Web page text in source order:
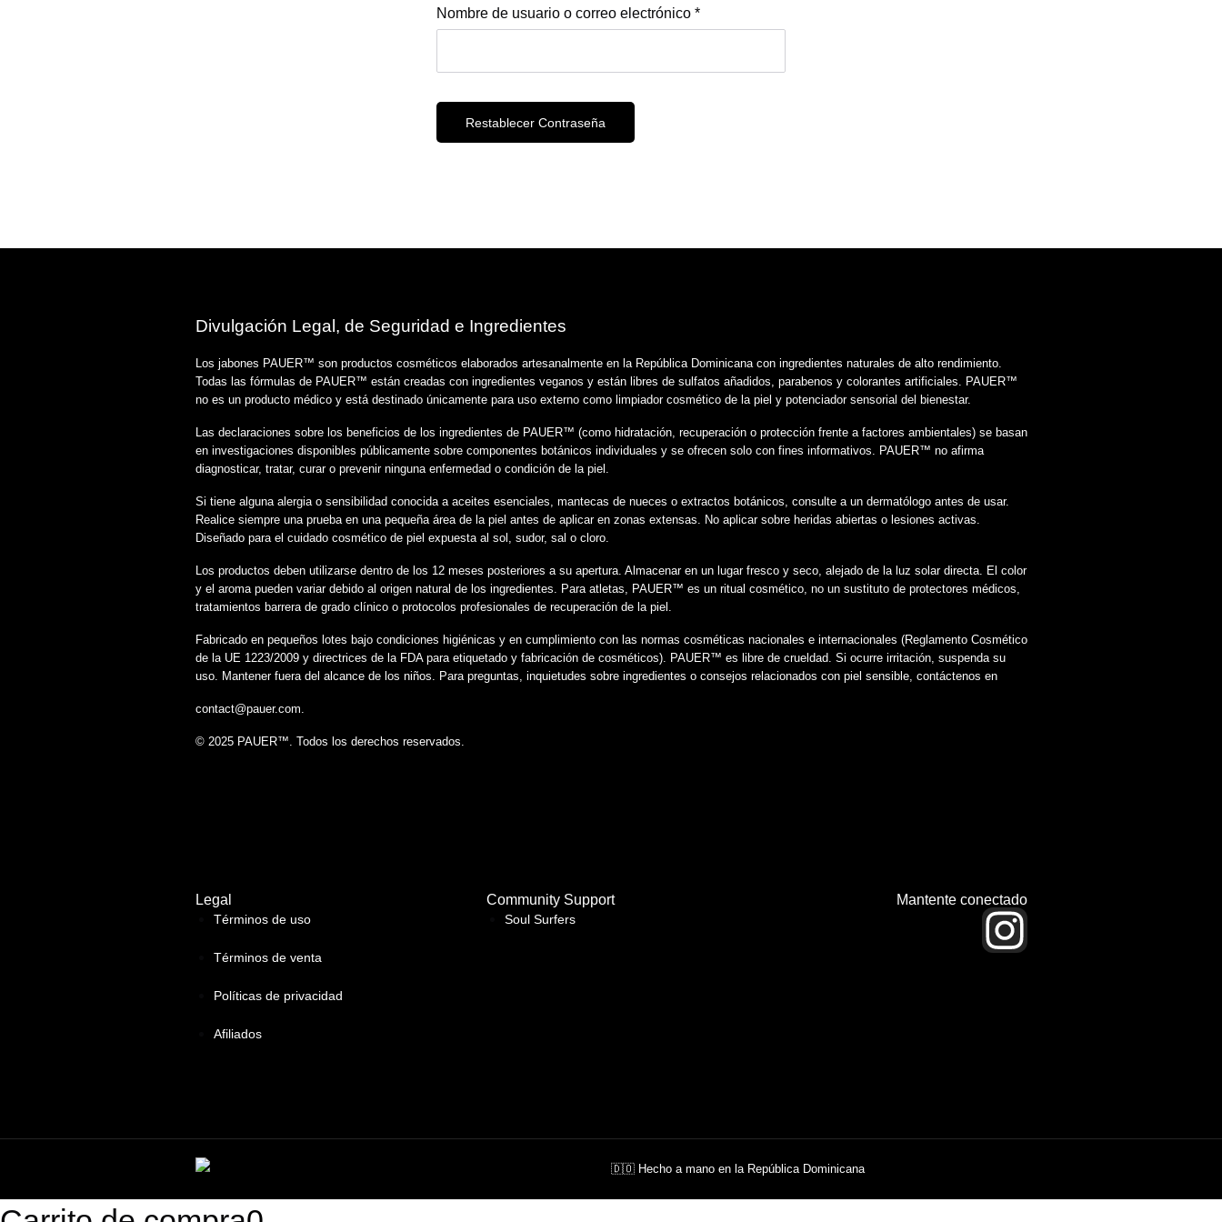
Nombre de usuario o correo electrónico *
Restablecer Contraseña
Divulgación Legal, de Seguridad e Ingredientes
Los jabones PAUER™️ son productos cosméticos elaborados artesanalmente en la República Dominicana con ingredientes naturales de alto rendimiento.
Todas las fórmulas de PAUER™️ están creadas con ingredientes veganos y están libres de sulfatos añadidos, parabenos y colorantes artificiales. PAUER™️
no es un producto médico y está destinado únicamente para uso externo como limpiador cosmético de la piel y potenciador sensorial del bienestar.
Las declaraciones sobre los beneficios de los ingredientes de PAUER™️ (como hidratación, recuperación o protección frente a factores ambientales) se basan
en investigaciones disponibles públicamente sobre componentes botánicos individuales y se ofrecen solo con fines informativos. PAUER™️ no afirma
diagnosticar, tratar, curar o prevenir ninguna enfermedad o condición de la piel.
Si tiene alguna alergia o sensibilidad conocida a aceites esenciales, mantecas de nueces o extractos botánicos, consulte a un dermatólogo antes de usar.
Realice siempre una prueba en una pequeña área de la piel antes de aplicar en zonas extensas. No aplicar sobre heridas abiertas o lesiones activas.
Diseñado para el cuidado cosmético de piel expuesta al sol, sudor, sal o cloro.
Los productos deben utilizarse dentro de los 12 meses posteriores a su apertura. Almacenar en un lugar fresco y seco, alejado de la luz solar directa. El color
y el aroma pueden variar debido al origen natural de los ingredientes. Para atletas, PAUER™️ es un ritual cosmético, no un sustituto de protectores médicos,
tratamientos barrera de grado clínico o protocolos profesionales de recuperación de la piel.
Fabricado en pequeños lotes bajo condiciones higiénicas y en cumplimiento con las normas cosméticas nacionales e internacionales (Reglamento Cosmético
de la UE 1223/2009 y directrices de la FDA para etiquetado y fabricación de cosméticos). PAUER™️ es libre de crueldad. Si ocurre irritación, suspenda su
uso. Mantener fuera del alcance de los niños. Para preguntas, inquietudes sobre ingredientes o consejos relacionados con piel sensible, contáctenos en
contact@pauer.com.
© 2025 PAUER™. Todos los derechos reservados.
Legal
Términos de uso
Términos de venta
Políticas de privacidad
Afiliados
Community Support
Soul Surfers
Mantente conectado
🇩🇴 Hecho a mano en la República Dominicana